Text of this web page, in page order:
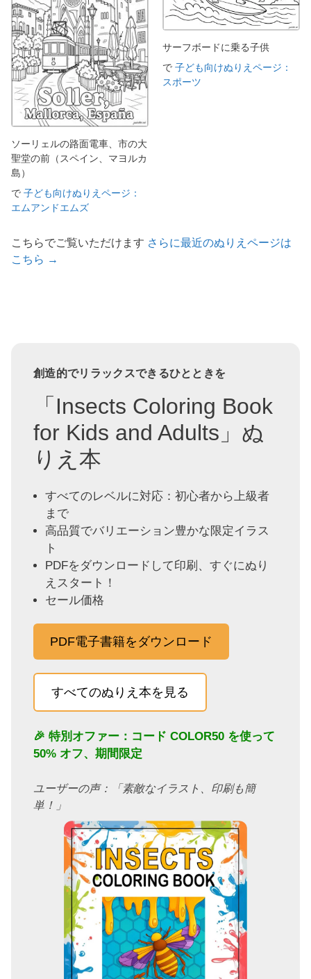
ソーリェルの路面電車、市の大
聖堂の前（スペイン、マヨルカ
島）
で 子ども向けぬりえページ：
エムアンドエムズ
サーフボードに乗る子供
で 子ども向けぬりえページ：
スポーツ
こちらでご覧いただけます さらに最近のぬりえページは
こちら →
創造的でリラックスできるひとときを
「Insects Coloring Book
for Kids and Adults」ぬ
りえ本
すべてのレベルに対応：初心者から上級者
まで
高品質でバリエーション豊かな限定イラス
ト
PDFをダウンロードして印刷、すぐにぬり
えスタート！
セール価格
PDF電子書籍をダウンロード
すべてのぬりえ本を見る
🎉 特別オファー：コード COLOR50 を使って
50% オフ、期間限定
ユーザーの声：「素敵なイラスト、印刷も簡
単！」